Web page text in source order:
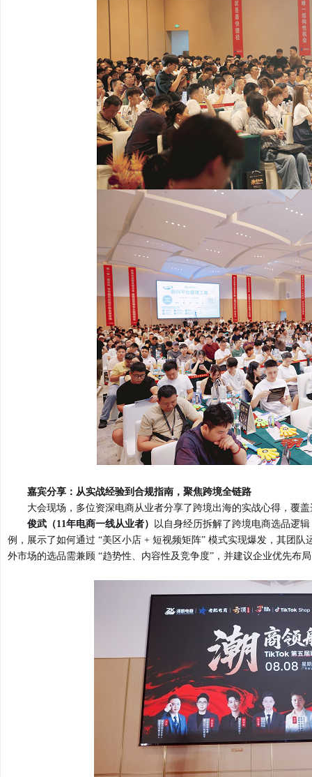
嘉宾分享：从实战经验到合规指南，聚焦跨境全链路
大会现场，多位资深电商从业者分享了跨境出海的实战心得，覆
俊武（11年电商一线从业者）
以自身经历拆解了跨境电商选品逻
例，展示了如何通过 “美区小店 + 短视频矩阵” 模式实现爆发，其团
外市场的选品需兼顾 “趋势性、内容性及竞争度”，并建议企业优先布